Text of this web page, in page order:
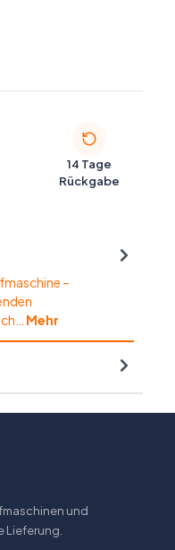
14 Tage
Rückgabe
–
Mehr
und
Lieferung.